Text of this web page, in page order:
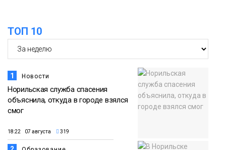
ТОП 10
1 Новости
Норильская служба спасения
объяснила, откуда в городе взялся
смог
18:22 07 августа 319